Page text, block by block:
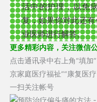
活中的护理，以免
复，如果你对此还
业医师进行解答。
更多精彩内容，关注微信
点击通讯录中右上角“填加
京家庭医疗福祉”“康复医
一扫关注帐号